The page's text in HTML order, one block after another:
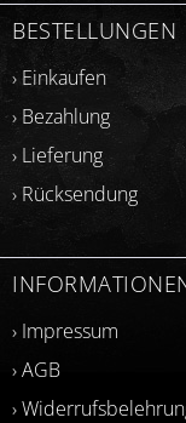
BESTELLUNGEN
› Einkaufen
› Bezahlung
› Lieferung
› Rücksendung
› Impressum
› AGB
›